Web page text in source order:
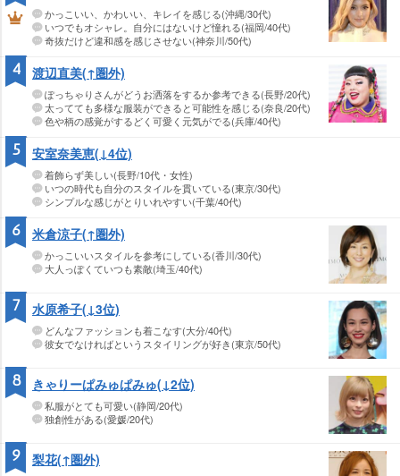
かっこいい、かわいい、キレイを感じる(沖縄/30代)
いつでもオシャレ。自分にはないけど憧れる(福岡/40代)
奇抜だけど違和感を感じさせない(神奈川/50代)
渡辺直美(↑圏外)
ぽっちゃりさんがどうお洒落をするか参考できる(長野/20代)
太ってても多様な服装ができると可能性を感じる(奈良/20代)
色や柄の感覚がするどく可愛く元気がでる(兵庫/40代)
4
安室奈美恵(↓4位)
着飾らず美しい(長野/10代・女性)
いつの時代も自分のスタイルを貫いている(東京/30代)
シンプルな感じがとりいれやすい(千葉/40代)
5
米倉涼子(↑圏外)
かっこいいスタイルを参考にしている(香川/30代)
大人っぽくていつも素敵(埼玉/40代)
6
水原希子(↓3位)
どんなファッションも着こなす(大分/40代)
彼女でなければというスタイリングが好き(東京/50代)
7
きゃりーぱみゅぱみゅ(↓2位)
私服がとても可愛い(静岡/20代)
独創性がある(愛媛/20代)
8
梨花(↑圏外)
9